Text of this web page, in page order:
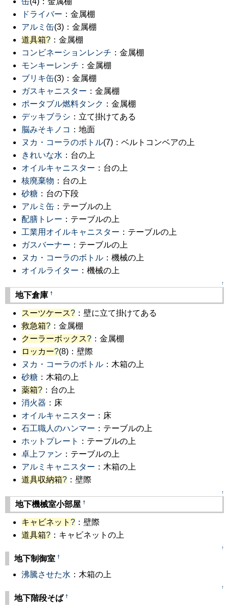
ドライバー ：金属棚
アルミ缶(3)：金属棚
道具箱? ：金属棚
コンビネーションレンチ ：金属棚
モンキーレンチ ：金属棚
ブリキ缶(3)：金属棚
ガスキャニスター ：金属棚
ポータブル燃料タンク ：金属棚
デッキブラシ ：立て掛けてある
脳みそキノコ ：地面
ヌカ・コーラのボトル(7)：ベルトコンベアの上
きれいな水 ：台の上
オイルキャニスター ：台の上
核廃棄物 ：台の上
砂糖 ：台の下段
アルミ缶 ：テーブルの上
配膳トレー ：テーブルの上
工業用オイルキャニスター ：テーブルの上
ガスバーナー ：テーブルの上
ヌカ・コーラのボトル ：機械の上
オイルライター ：機械の上
↑
地下倉庫 †
スーツケース? ：壁に立て掛けてある
救急箱? ：金属棚
クーラーボックス? ：金属棚
ロッカー?(8)：壁際
ヌカ・コーラのボトル ：木箱の上
砂糖 ：木箱の上
薬箱? ：台の上
消火器 ：床
オイルキャニスター ：床
石工職人のハンマー ：テーブルの上
ホットプレート
：テーブルの上
卓上ファン ：テーブルの上
アルミキャニスター ：木箱の上
道具収納箱? ：壁際
↑
地下機械室小部屋 †
キャビネット ? ：壁際
道具箱? ：キャビネットの上
↑
地下制御室 †
沸騰させた水 ：木箱の上
↑
地下階段そば †